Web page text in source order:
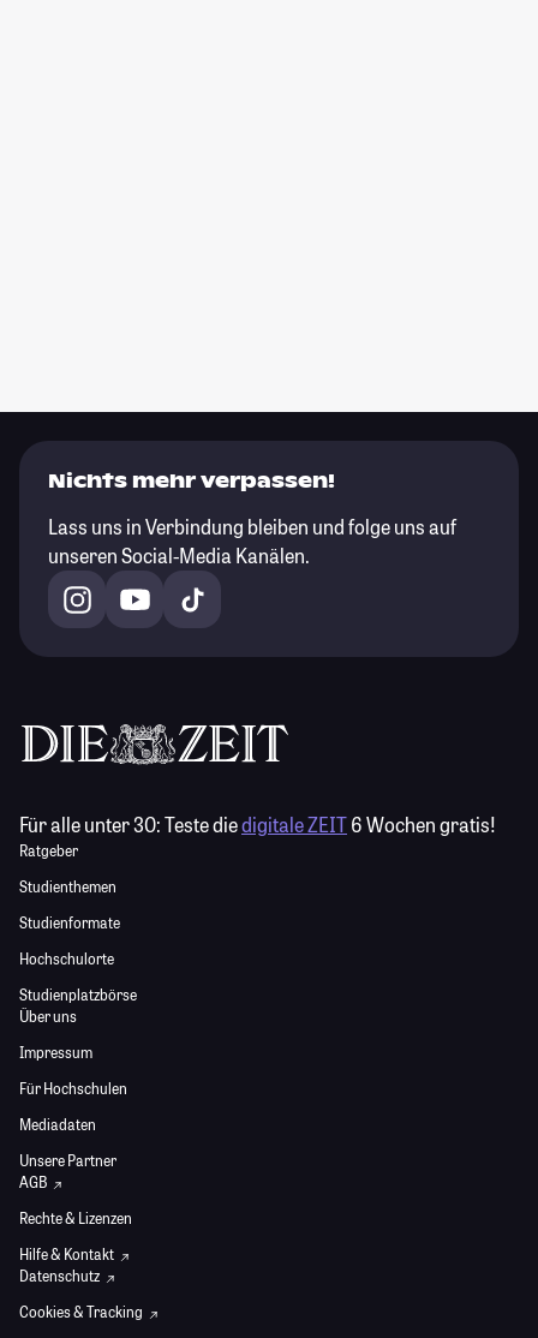
Nichts mehr verpassen!
Lass uns in Verbindung bleiben und folge uns auf
unseren Social-Media Kanälen.
Für alle unter 30:Teste diedigitale ZEIT6 Wochen gratis!
Ratgeber
Studienthemen
Studienformate
Hochschulorte
Studienplatzbörse
Über uns
Impressum
Für Hochschulen
Mediadaten
Unsere Partner
AGB
Rechte & Lizenzen
Hilfe & Kontakt
Datenschutz
Cookies & Tracking